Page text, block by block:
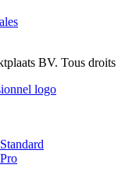
BV. Tous droits